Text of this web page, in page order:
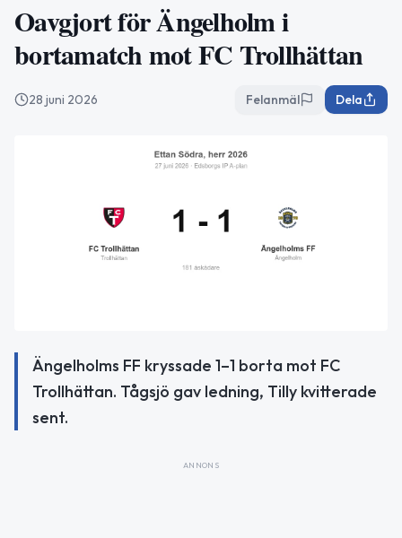
Oavgjort för Ängelholm i
bortamatch mot FC Trollhättan
28 juni 2026 Felanmäl Dela
Ängelholms FF kryssade 1–1 borta mot FC
Trollhättan. Tågsjö gav ledning, Tilly kvitterade
sent.
ANNONS